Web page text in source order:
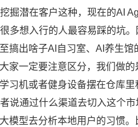
掘潜在客户这种，现在的AI
多想入行的人最容易踩的坑
搞出啥子AI自习室、AI养生
家一定要注意区分，我们做的
习机或者健身设备摆在仓库里
说通过什么渠道去切入这个
模型去分析本地用户的习惯